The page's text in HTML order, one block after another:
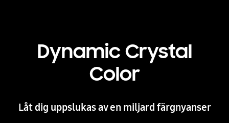
Dynamic Crystal
Color
Låt dig uppslukas av en miljard färgnyanser